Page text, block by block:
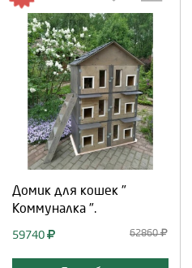
Домик для кошек "
Коммуналка ".
59740 62860
Выберите количество:
Продолжить Отмена